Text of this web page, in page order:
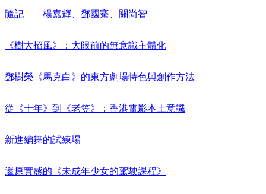
隨記——楊嘉輝、鄧國騫、關尚智
《樹大招風》：大限前的無意識主體化
鄧樹榮《馬克白》的東方劇場特色與創作方法
從《十年》到《老笠》：香港電影本土意識
新進編舞的試練場
還原實感的《未成年少女的駕駛課程》